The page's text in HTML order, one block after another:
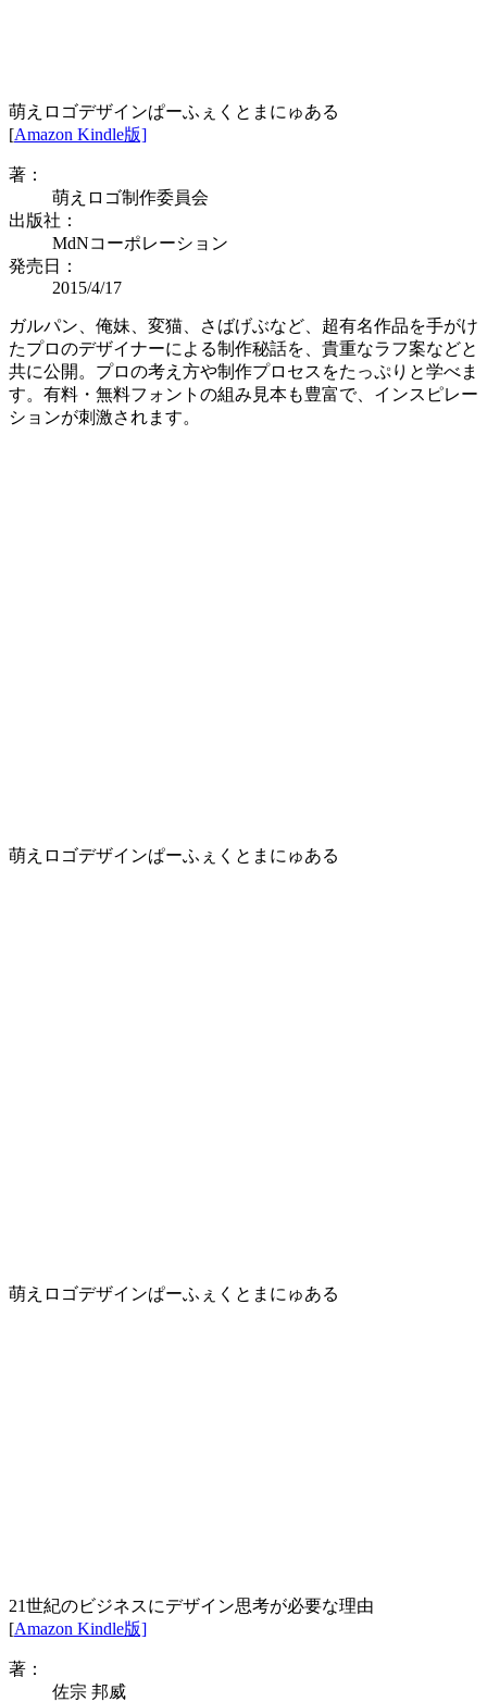
萌えロゴデザインぱーふぇくとまにゅある
[Amazon Kindle版]
著：
萌えロゴ制作委員会
出版社：
MdNコーポレーション
発売日：
2015/4/17
ガルパン、俺妹、変猫、さばげぶなど、超有名作品を手がけ
たプロのデザイナーによる制作秘話を、貴重なラフ案などと
共に公開。プロの考え方や制作プロセスをたっぷりと学べま
す。有料・無料フォントの組み見本も豊富で、インスピレー
ションが刺激されます。
萌えロゴデザインぱーふぇくとまにゅある
萌えロゴデザインぱーふぇくとまにゅある
21世紀のビジネスにデザイン思考が必要な理由
[Amazon Kindle版]
著：
佐宗 邦威